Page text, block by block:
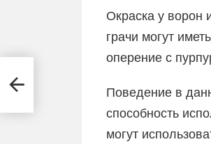
Окраска у ворон
грачи могут
оперение с
Поведение в
способность
могут